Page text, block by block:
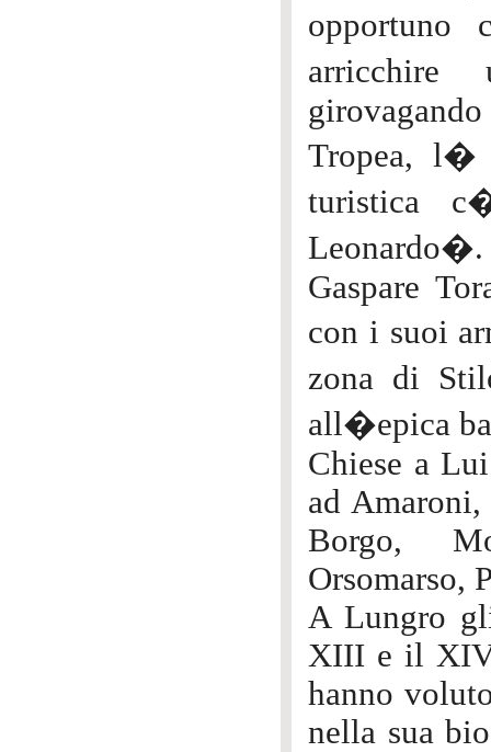
opportuno
arricchire
Tropea, l�
turistica
Gaspare
con i suoi
zona di
all�epica
Chiese a
ad
Borgo,
Orsomarso,
A Lungro
XIII e il XIV
hanno
nella sua